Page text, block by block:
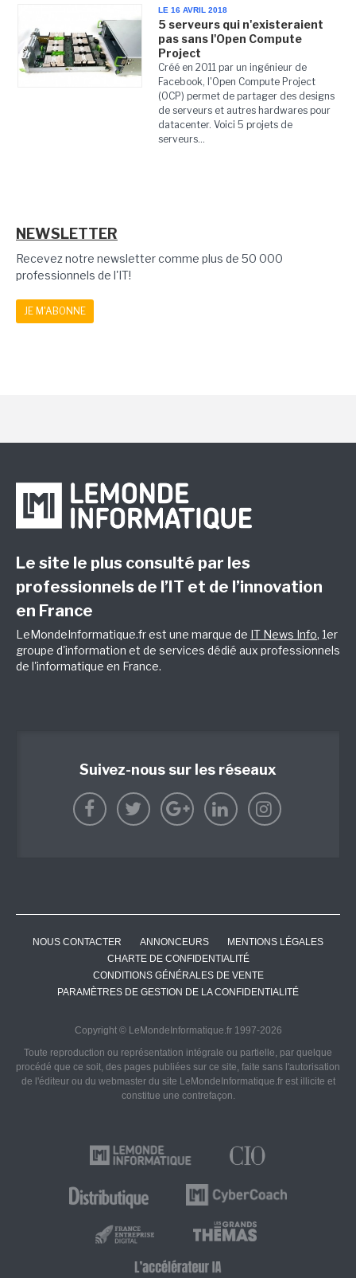
LE 16 AVRIL 2018
5 serveurs qui n'existeraient
pas sans l'Open Compute
Project
Créé en 2011 par un ingénieur de
Facebook, l'Open Compute Project
(OCP) permet de partager des designs
de serveurs et autres hardwares pour
datacenter. Voici 5 projets de
serveurs...
NEWSLETTER
Recevez notre newsletter comme plus de 50 000
professionnels de l'IT!
JE M'ABONNE
Le site le plus consulté par les
professionnels de l’IT et de l’innovation
en France
LeMondeInformatique.fr est une marque de IT News Info, 1er
groupe d'information et de services dédié aux professionnels
de l'informatique en France.
Suivez-nous sur les réseaux
NOUS CONTACTER ANNONCEURS
MENTIONS LÉGALES
CHARTE DE CONFIDENTIALITÉ
CONDITIONS GÉNÉRALES DE VENTE
PARAMÈTRES DE GESTION DE LA CONFIDENTIALITÉ
Copyright © LeMondeInformatique.fr 1997-2026
Toute reproduction ou représentation intégrale ou partielle, par quelque
procédé que ce soit, des pages publiées sur ce site, faite sans l'autorisation
de l'éditeur ou du webmaster du site LeMondeInformatique.fr est illicite et
constitue une contrefaçon.